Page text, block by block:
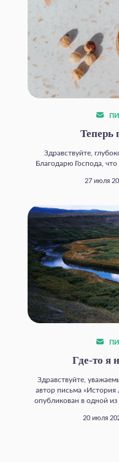
Здравствуйте,
Благодарю Господа, что
27 июля
Где‑то я
Здравствуйте,
автор письма
опубликован в одной из
20 июля